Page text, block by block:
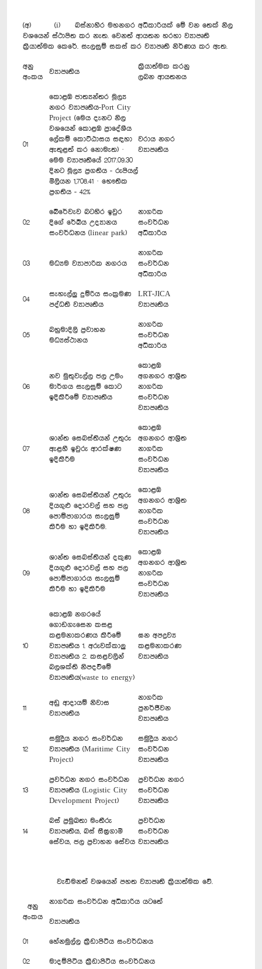
(අ) (i) බස්නාහිර මහනගර අධිකාරියක් මේ වන තෙක් නිල
වශයෙන් ස්ථාපිත කර නැත. වෙනත් ආයතන හරහා ව්‍යාපෘති
ක්‍රියාත්මක කෙරේ. සැලසුම් සකස් කර ව්‍යාපෘති නිර්ණය කර ඇත.
අනු
අංකය
ව්‍යාපෘතිය
ක්‍රියාත්මක කරනු
ලබන ආයතනය
01
කොළඹ ජාත්‍යන්තර මූල්‍ය
නගර ව්‍යාපෘතිය-Port City
Project (මෙය දැනට නිල
වශයෙන් කොළඹ ප්‍රාදේශීය
ලේකම් කොට්ඨාසය සඳහා
ඇතුළත් කර නොමැත) ·
මෙම ව්‍යාපෘතියේ 2017.09.30
දිනට මූල්‍ය ප්‍රගතිය - රුපියල්
මිලියන 1,708.41 · භෞතික
ප්‍රගතිය - 42%
වරාය නගර
ව්‍යාපෘතිය
02
‍බේරේවැව බටහිර ඉවුර
දිගේ රේඛීය උද්‍යානය
සංවර්ධනය (linear park)
නාගරික
සංවර්ධන
අධිකාරිය
03 මධ්‍යම ව්‍යාපාරික නගරය
නාගරික
සංවර්ධන
අධිකාරිය
04
සැහැල්ලු දුම්රිය සංක්‍රමණ
පද්ධති ව්‍යාපෘතිය
LRT-JICA
ව්‍යාපෘතිය
05
බහුමාදිලි ප්‍රවාහන
මධ්‍යස්ථානය
නාගරික
සංවර්ධන
අධිකාරිය
06
නව මුතුවැල්ල ජල උමං
මාර්ගය සැලසුම් කොට
ඉදිකිරීමේ ව්‍යාපෘතිය
කොළඹ
අගනගර ආශ්‍රිත
නාගරික
සංවර්ධන
ව්‍යාපෘතිය
07
ශාන්ත සෙබස්තියන් උතුරු
ඇළහී ඉවුරු ආරක්ෂණ
ඉදිකිරීම
කොළඹ
අගනගර ආශ්‍රිත
නාගරික
සංවර්ධන
ව්‍යාපෘතිය
08
ශාන්ත සෙබස්තියන් උතුරු
දියගුළු දොරවල් සහ ජල
පොම්පාගාරය සැලසුම්
කි‍රීම හා ඉදිකිරීම.
කොළඹ
අගනගර ආශ්‍රිත
නාගරික
සංවර්ධන
ව්‍යාපෘතිය
09
ශාන්ත සෙබස්තියන් දකුණ
දියගුළු දොරවල් සහ ජල
පොම්පාගාරය සැලසුම්
කිරීම හා ඉදිකිරීම
කොළඹ
අගනගර ආශ්‍රිත
නාගරික
සංවර්ධන
ව්‍යාපෘතිය
10
කොළඹ නගරයේ
ගොඩගැසෙන කසළ
‍කළමනාකරණය කිරීමේ
ව්‍යාපෘතිය 1. අරුවක්කාලු
ව්‍යාපෘතිය 2. කසළවලින්
බලශක්ති නිපදවීමේ
ව්‍යාපෘතිය(waste to energy)
ඝන අපද්‍රව්‍ය
කළමනාකරණ
ව්‍යාපෘතිය
11
අඩු ආදායම් නිවාස
ව්‍යාපෘතිය
නාගරික
පුනර්ජීවන
ව්‍යාපෘතිය
12
සමුද්‍රීය නගර සංවර්ධන
ව්‍යාපෘතිය (Maritime City
Project)
සමුද්‍රීය නගර
සංවර්ධන
ව්‍යාපෘතිය
13
ප්‍රවර්ධන නගර සංවර්ධන
ව්‍යාපෘතිය (Logistic City
Development Project)
ප්‍රවර්ධන නගර
සංවර්ධන
ව්‍යාපෘතිය
14
බස් ප්‍රමුඛතා මංතීරු
ව්‍යාපෘතිය, බස් සීඝ්‍රගාමී
සේවය, ජල ප්‍රවාහන සේවය
ප්‍රවර්ධන
සංවර්ධන
ව්‍යාපෘතිය
වැඩිමනත් වශයෙන් පහත ව්‍යාපෘති ක්‍රියාත්මක වේ.
අනු
අංකය
නාගරික සංවර්ධන අධිකාරිය යටතේ
ව්‍යාපෘතිය
01 හේනමුල්ල ක්‍රීඩාපිටිය සංවර්ධනය
02 මාදම්පිටිය ක්‍රීඩාපිටිය සංවර්ධනය